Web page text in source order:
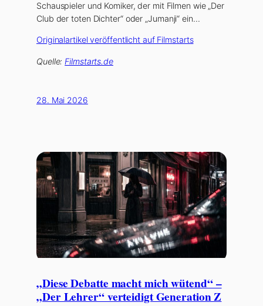
Schauspieler und Komiker, der mit Filmen wie „Der
Club der toten Dichter“ oder „Jumanji“ ein…
Originalartikel veröffentlicht auf Filmstarts
Quelle: Filmstarts.de
28. Mai 2026
„Diese Debatte macht mich wütend“ –
„Der Lehrer“ verteidigt Generation Z